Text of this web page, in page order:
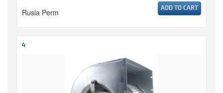
Rusia Perm ADD TO CART
4